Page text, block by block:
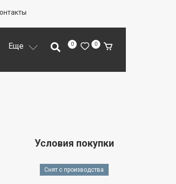
Еще 0 0
Условия покупки
Снят с производства